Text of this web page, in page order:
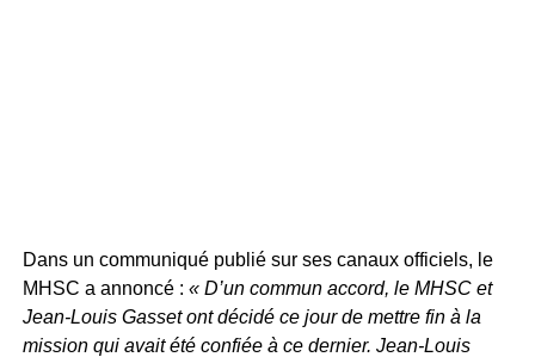
Dans un communiqué publié sur ses canaux officiels, le
MHSC a annoncé : « D’un commun accord, le MHSC et
Jean-Louis Gasset ont décidé ce jour de mettre fin à la
mission qui avait été confiée à ce dernier. Jean-Louis